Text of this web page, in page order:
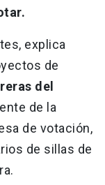
explica
de
del
de la
de votación,
de sillas de